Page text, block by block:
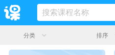
分类 排序